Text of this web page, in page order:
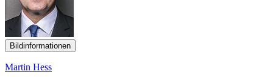
Bildinformationen
Martin Hess